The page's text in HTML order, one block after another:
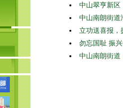
中山翠亨新区
中山南朗街道
立功送喜报，
勿忘国耻 振
中山南朗街道